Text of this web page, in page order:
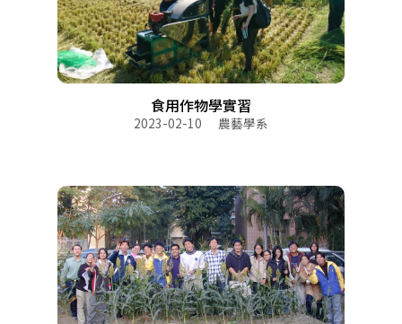
食用作物學實習
2023-02-10 農藝學系